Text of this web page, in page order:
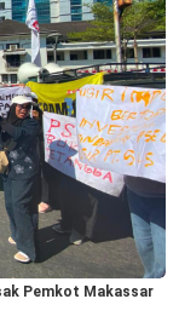
Pemkot Makassar